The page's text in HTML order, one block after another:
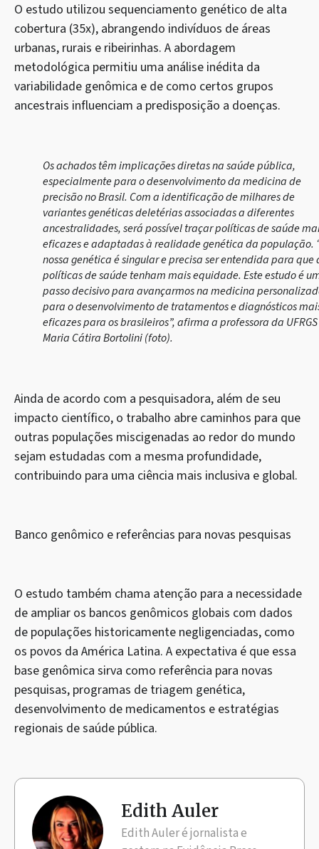
O estudo utilizou sequenciamento genético de alta
cobertura (35x), abrangendo indivíduos de áreas
urbanas, rurais e ribeirinhas. A abordagem
metodológica permitiu uma análise inédita da
variabilidade genômica e de como certos grupos
ancestrais influenciam a predisposição a doenças.
Os achados têm implicações diretas na saúde pública,
especialmente para o desenvolvimento da medicina de
precisão no Brasil. Com a identificação de milhares de
variantes genéticas deletérias associadas a diferentes
ancestralidades, será possível traçar políticas de saúde
eficazes e adaptadas à realidade genética da população.
nossa genética é singular e precisa ser entendida para que
políticas de saúde tenham mais equidade. Este estudo é
passo decisivo para avançarmos na medicina
para o desenvolvimento de tratamentos e diagnósticos
eficazes para os brasileiros”, afirma a professora da UFRGS
Maria Cátira Bortolini (foto).
Ainda de acordo com a pesquisadora, além de seu
impacto científico, o trabalho abre caminhos para que
outras populações miscigenadas ao redor do mundo
sejam estudadas com a mesma profundidade,
contribuindo para uma ciência mais inclusiva e global.
Banco genômico e referências para novas pesquisas
O estudo também chama atenção para a necessidade
de ampliar os bancos genômicos globais com dados
de populações historicamente negligenciadas, como
os povos da América Latina. A expectativa é que essa
base genômica sirva como referência para novas
pesquisas, programas de triagem genética,
desenvolvimento de medicamentos e estratégias
regionais de saúde pública.
Edith Auler
Edith Auler é jornalista e